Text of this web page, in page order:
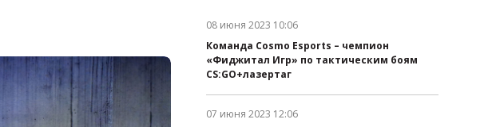
08 июня 2023 10:06
Команда Cosmo Esports – чемпион
«Фиджитал Игр» по тактическим боям
CS:GO+лазертаг
07 июня 2023 12:06